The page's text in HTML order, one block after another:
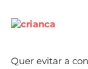
Quer evitar a